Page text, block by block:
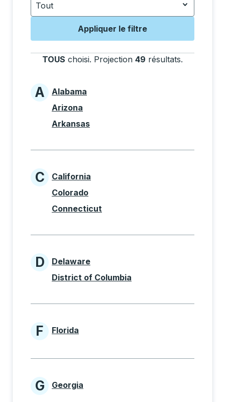
Tout
Appliquer le filtre
TOUS choisi. Projection 49 résultats.
States beginning with A
A
Alabama
Arizona
Arkansas
States beginning with C
C
California
Colorado
Connecticut
States beginning with D
D
Delaware
District of Columbia
States beginning with F
F Florida
States beginning with G
G Georgia